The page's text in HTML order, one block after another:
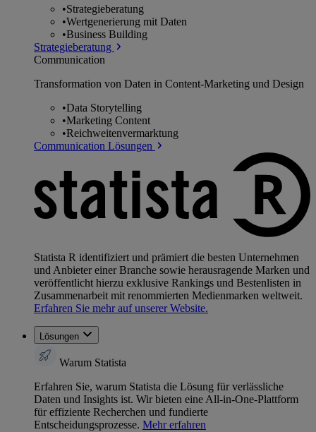
•Strategieberatung
•Wertgenerierung mit Daten
•Business Building
Strategieberatung
Communication
Transformation von Daten in Content-Marketing und Design
•Data Storytelling
•Marketing Content
•Reichweitenvermarktung
Communication Lösungen
Statista R identifiziert und prämiert die besten Unternehmen
und Anbieter einer Branche sowie herausragende Marken und
veröffentlicht hierzu exklusive Rankings und Bestenlisten in
Zusammenarbeit mit renommierten Medienmarken weltweit.
Erfahren Sie mehr auf unserer Website.
Lösungen
Warum Statista
Erfahren Sie, warum Statista die Lösung für verlässliche
Daten und Insights ist. Wir bieten eine All-in-One-Plattform
für effiziente Recherchen und fundierte
Entscheidungsprozesse. Mehr erfahren